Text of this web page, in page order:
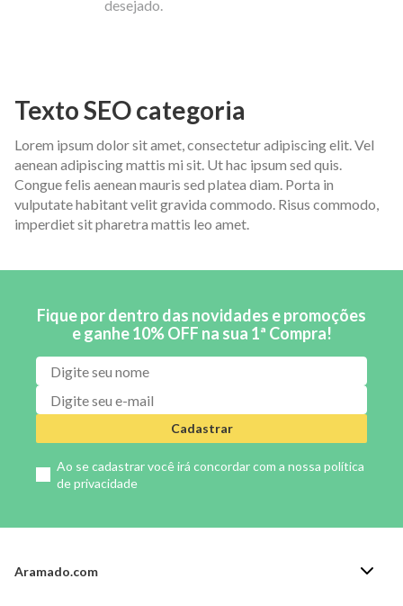
desejado.
Texto SEO categoria
Lorem ipsum dolor sit amet, consectetur adipiscing elit. Vel
aenean adipiscing mattis mi sit. Ut hac ipsum sed quis.
Congue felis aenean mauris sed platea diam. Porta in
vulputate habitant velit gravida commodo. Risus commodo,
imperdiet sit pharetra mattis leo amet.
Fique por dentro das novidades e promoções
e ganhe 10% OFF na sua 1ª Compra!
Cadastrar
Ao se cadastrar você irá concordar com a nossa política
de privacidade
Aramado.com